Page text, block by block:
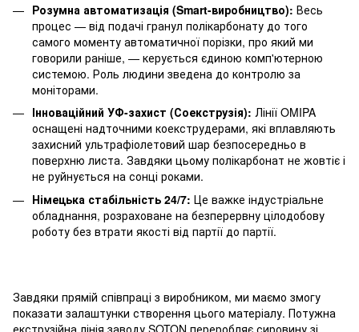
Розумна автоматизація (Smart-виробництво): Весь
процес — від подачі гранул полікарбонату до того
самого моменту автоматичної порізки, про який ми
говорили раніше, — керується єдиною комп'ютерною
системою. Роль людини зведена до контролю за
моніторами.
Інноваційний УФ-захист (Соекструзія): Лінії OMIPA
оснащені надточними коекструдерами, які вплавляють
захисний ультрафіолетовий шар безпосередньо в
поверхню листа. Завдяки цьому полікарбонат не жовтіє і
не руйнується на сонці роками.
Німецька стабільність 24/7: Це важке індустріальне
обладнання, розраховане на безперервну цілодобову
роботу без втрати якості від партії до партії.
Завдяки прямій співпраці з виробником, ми маємо змогу
показати залаштунки створення цього матеріалу. Потужна